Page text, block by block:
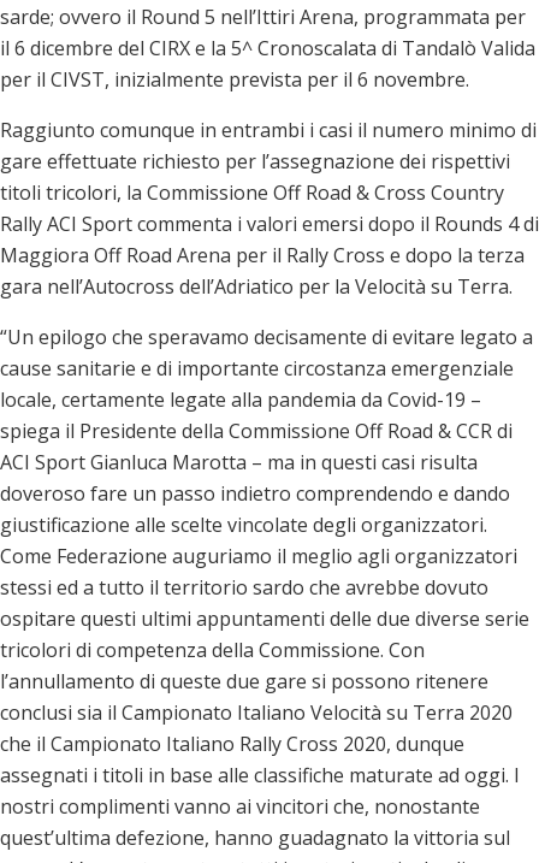
sarde; ovvero il Round 5 nell’Ittiri Arena, programmata per
il 6 dicembre del CIRX e la 5^ Cronoscalata di Tandalò Valida
per il CIVST, inizialmente prevista per il 6 novembre.
Raggiunto comunque in entrambi i casi il numero minimo di
gare effettuate richiesto per l’assegnazione dei rispettivi
titoli tricolori, la Commissione Off Road & Cross Country
Rally ACI Sport commenta i valori emersi dopo il Rounds 4 di
Maggiora Off Road Arena per il Rally Cross e dopo la terza
gara nell’Autocross dell’Adriatico per la Velocità su Terra.
“Un epilogo che speravamo decisamente di evitare legato a
cause sanitarie e di importante circostanza emergenziale
locale, certamente legate alla pandemia da Covid-19 –
spiega il Presidente della Commissione Off Road & CCR di
ACI Sport Gianluca Marotta – ma in questi casi risulta
doveroso fare un passo indietro comprendendo e dando
giustificazione alle scelte vincolate degli organizzatori.
Come Federazione auguriamo il meglio agli organizzatori
stessi ed a tutto il territorio sardo che avrebbe dovuto
ospitare questi ultimi appuntamenti delle due diverse serie
tricolori di competenza della Commissione. Con
l’annullamento di queste due gare si possono ritenere
conclusi sia il Campionato Italiano Velocità su Terra 2020
che il Campionato Italiano Rally Cross 2020, dunque
assegnati i titoli in base alle classifiche maturate ad oggi. I
nostri complimenti vanno ai vincitori che, nonostante
quest’ultima defezione, hanno guadagnato la vittoria sul